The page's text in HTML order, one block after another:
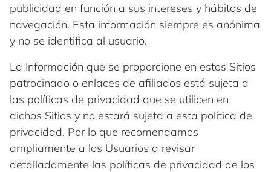
publicidad en función a sus intereses y hábitos de
navegación. Esta información siempre es anónima
y no se identifica al usuario.
La Información que se proporcione en estos Sitios
patrocinado o enlaces de afiliados está sujeta a
las políticas de privacidad que se utilicen en
dichos Sitios y no estará sujeta a esta política de
privacidad. Por lo que recomendamos
ampliamente a los Usuarios a revisar
detalladamente las políticas de privacidad de los